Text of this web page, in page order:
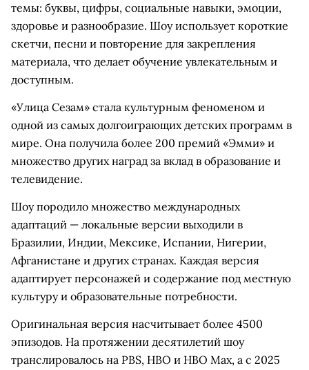
темы: буквы, цифры, социальные навыки, эмоции,
здоровье и разнообразие. Шоу использует короткие
скетчи, песни и повторение для закрепления
материала, что делает обучение увлекательным и
доступным.
«Улица Сезам» стала культурным феноменом и
одной из самых долгоиграющих детских программ в
мире. Она получила более 200 премий «Эмми» и
множество других наград за вклад в образование и
телевидение.
Шоу породило множество международных
адаптаций — локальные версии выходили в
Бразилии, Индии, Мексике, Испании, Нигерии,
Афганистане и других странах. Каждая версия
адаптирует персонажей и содержание под местную
культуру и образовательные потребности.
Оригинальная версия насчитывает более 4500
эпизодов. На протяжении десятилетий шоу
транслировалось на PBS, HBO и HBO Max, а с 2025